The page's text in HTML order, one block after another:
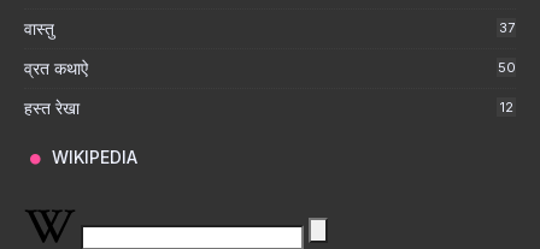
वास्तु 37
व्रत कथाऐ 50
हस्त रेखा 12
WIKIPEDIA